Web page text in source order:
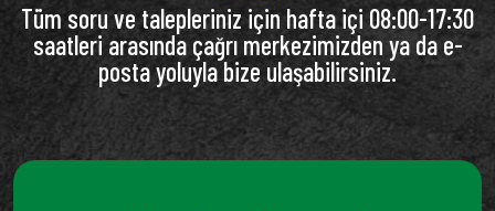
Tüm soru ve talepleriniz için hafta içi 08:00-17:30
saatleri arasında çağrı merkezimizden ya da e-
posta yoluyla bize ulaşabilirsiniz.